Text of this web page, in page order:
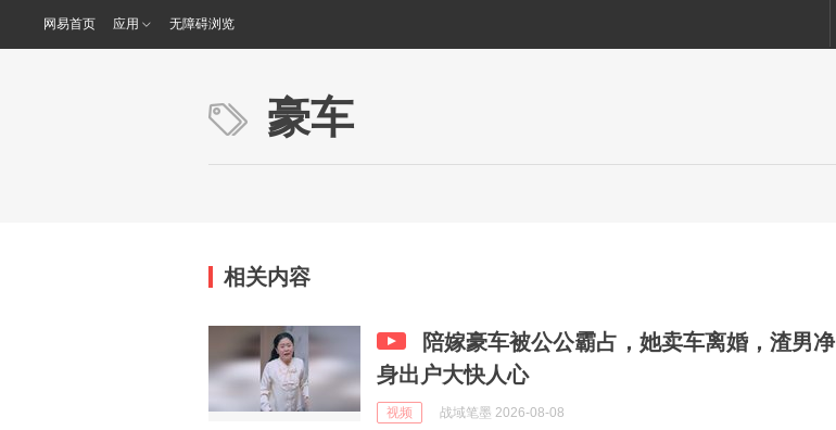
网易首页 应用 无障碍浏览
豪车
相关内容
陪嫁豪车被公公霸占，她卖车离婚，渣男净
身出户大快人心
视频 战域笔墨 2026-08-08